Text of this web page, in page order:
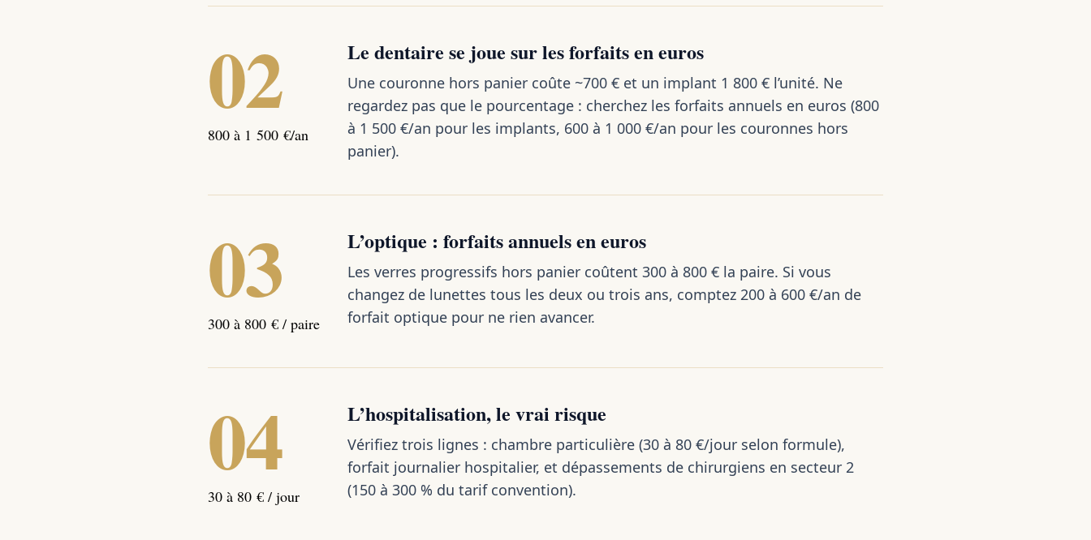
02
800 à 1 500 €/an
Le dentaire se joue sur les forfaits en euros
Une couronne hors panier coûte ~700 € et un implant 1 800 € l’unité. Ne
regardez pas que le pourcentage : cherchez les forfaits annuels en euros (800
à 1 500 €/an pour les implants, 600 à 1 000 €/an pour les couronnes hors
panier).
03
300 à 800 € / paire
L’optique : forfaits annuels en euros
Les verres progressifs hors panier coûtent 300 à 800 € la paire. Si vous
changez de lunettes tous les deux ou trois ans, comptez 200 à 600 €/an de
forfait optique pour ne rien avancer.
04
30 à 80 € / jour
L’hospitalisation, le vrai risque
Vérifiez trois lignes : chambre particulière (30 à 80 €/jour selon formule),
forfait journalier hospitalier, et dépassements de chirurgiens en secteur 2
(150 à 300 % du tarif convention).